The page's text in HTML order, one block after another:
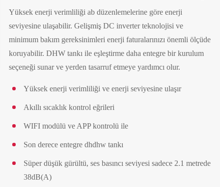
Yüksek enerji verimliliği ab düzenlemelerine göre enerji
seviyesine ulaşabilir. Gelişmiş DC inverter teknolojisi ve
minimum bakım gereksinimleri enerji faturalarınızı önemli ölçüde
koruyabilir. DHW tankı ile eşleştirme daha entegre bir kurulum
seçeneği sunar ve yerden tasarruf etmeye yardımcı olur.
Yüksek enerji verimliliği ve enerji seviyesine ulaşır
Akıllı sıcaklık kontrol eğrileri
WIFI modülü ve APP kontrolü ile
Son derece entegre dhdhw tankı
Süper düşük gürültü, ses basıncı seviyesi sadece 2.1 metrede
38dB(A)